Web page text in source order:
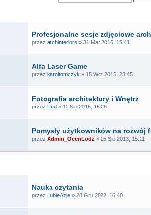
Profesjonalne sesje zdjęciowe
przez archinteriors » 31 Mar 2016, 15:41
Alfa Laser Game
przez karoltomczyk » 15 Wrz 2015, 23:45
Fotografia architektury i Wnętrz
przez Red » 11 Sie 2015, 15:26
Pomysły użytkowników na rozwój
przez Admin_OcenLodz » 15 Sie 2013, 15:11
Nauka czytania
przez LubieAzje » 28 Gru 2022, 16:40